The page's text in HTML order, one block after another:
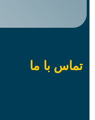
تماس با ما